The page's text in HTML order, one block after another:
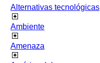
Alternativas tecnológicas
Ambiente
Amenaza